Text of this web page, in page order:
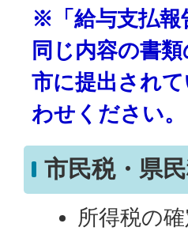
※「給与支払報
同じ内容の書
市に提出され
わせください。
市民税・県
所得税の